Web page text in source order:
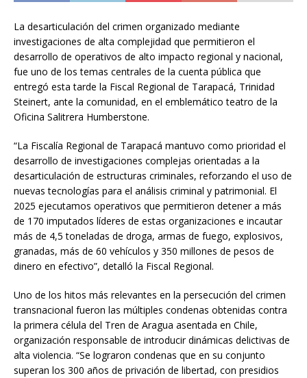
La desarticulación del crimen organizado mediante
investigaciones de alta complejidad que permitieron el
desarrollo de operativos de alto impacto regional y nacional,
fue uno de los temas centrales de la cuenta pública que
entregó esta tarde la Fiscal Regional de Tarapacá, Trinidad
Steinert, ante la comunidad, en el emblemático teatro de la
Oficina Salitrera Humberstone.
“La Fiscalía Regional de Tarapacá mantuvo como prioridad el
desarrollo de investigaciones complejas orientadas a la
desarticulación de estructuras criminales, reforzando el uso de
nuevas tecnologías para el análisis criminal y patrimonial. El
2025 ejecutamos operativos que permitieron detener a más
de 170 imputados líderes de estas organizaciones e incautar
más de 4,5 toneladas de droga, armas de fuego, explosivos,
granadas, más de 60 vehículos y 350 millones de pesos de
dinero en efectivo”, detalló la Fiscal Regional.
Uno de los hitos más relevantes en la persecución del crimen
transnacional fueron las múltiples condenas obtenidas contra
la primera célula del Tren de Aragua asentada en Chile,
organización responsable de introducir dinámicas delictivas de
alta violencia. “Se lograron condenas que en su conjunto
superan los 300 años de privación de libertad, con presidios